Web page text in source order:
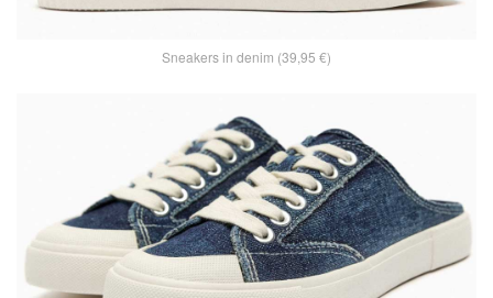
Sneakers in denim (39,95 €)